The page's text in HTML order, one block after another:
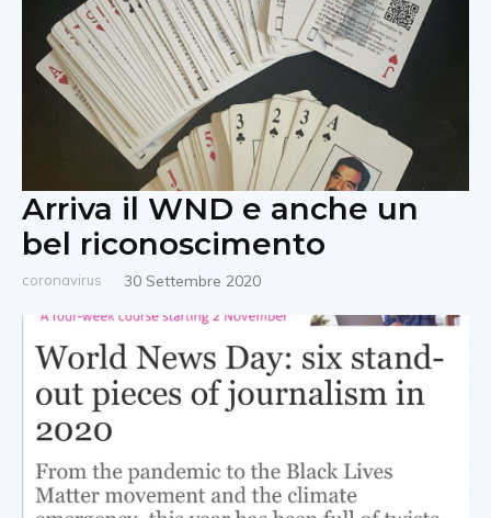
Arriva il WND e anche un
bel riconoscimento
coronavirus 30 Settembre 2020